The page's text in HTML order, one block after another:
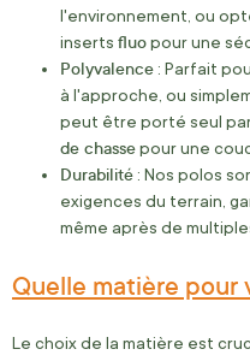
l'environnement, ou
inserts fluopour une
Polyvalence : Parfait
à l'approche, ou
peut être porté seul
de chassepour une
Durabilité : Nos polos
exigences du terrain,
même après de
Quelle matière pour
Le choix de la matière est